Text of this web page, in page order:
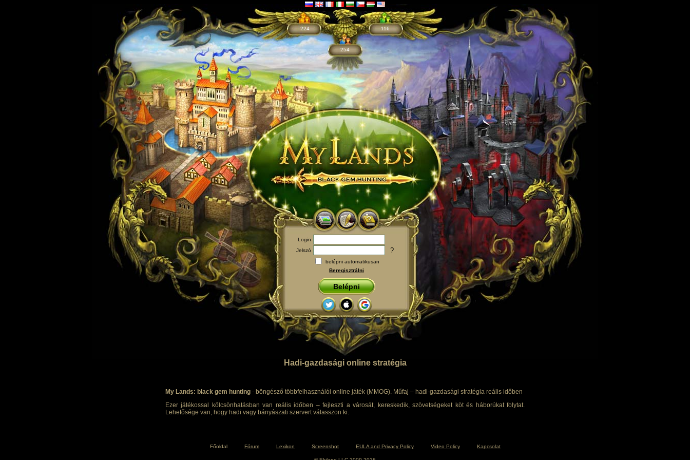
224
254
116
Login
Jelszó
?
belépni automatikusan
Beregisztrálni
Belépni
Hadi-gazdasági online stratégia
My Lands: black gem hunting - böngésző többfelhasználói online játék (MMOG). Műfaj – hadi-gazdasági stratégia reális időben
Ezer játékossal kölcsönhatásban van reális időben – fejleszti a városát, kereskedik, szövetségeket köt és háborúkat folytat.
Lehetősége van, hogy hadi vagy bányászati szervert válasszon ki.
Főoldal Fórum Lexikon Screenshot EULA and Privacy Policy Video Policy Kapcsolat